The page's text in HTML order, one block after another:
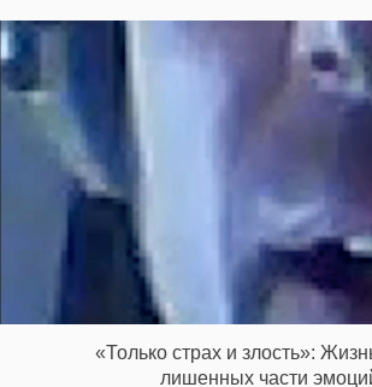
«Только страх и злость»:
лишенных части